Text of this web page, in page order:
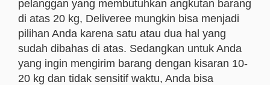
pelanggan yang membutuhkan angkutan barang
di atas 20 kg, Deliveree mungkin bisa menjadi
pilihan Anda karena satu atau dua hal yang
sudah dibahas di atas. Sedangkan untuk Anda
yang ingin mengirim barang dengan kisaran 10-
20 kg dan tidak sensitif waktu, Anda bisa